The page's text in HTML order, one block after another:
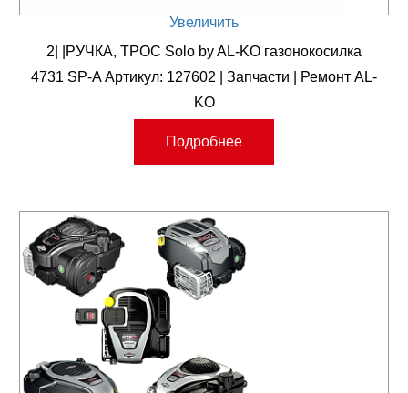
Увеличить
2| |РУЧКА, ТРОС Solo by AL-KO газонокосилка
4731 SP-A Артикул: 127602 | Запчасти | Ремонт AL-
KO
Подробнее